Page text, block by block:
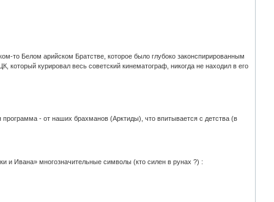
то Белом арийском Братстве, которое было глубоко законспирированным
который курировал весь советский кинематограф, никогда не находил в его
- от наших брахманов (Арктиды), что впитывается с детства (в
и Ивана» многозначительные символы (кто силен в рунах ?) :